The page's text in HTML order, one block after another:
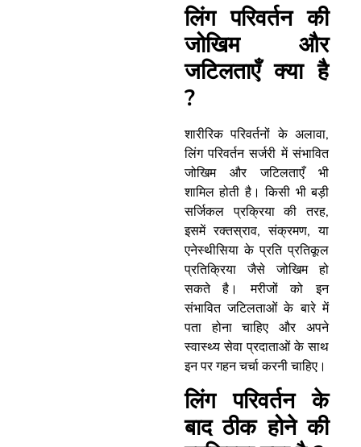
लिंग परिवर्तन की
जोखिम और
जटिलताएँ क्या है
?
शारीरिक परिवर्तनों के अलावा,
लिंग परिवर्तन सर्जरी में संभावित
जोखिम और जटिलताएँ भी
शामिल होती है। किसी भी बड़ी
सर्जिकल प्रक्रिया की तरह,
इसमें रक्तस्राव, संक्रमण, या
एनेस्थीसिया के प्रति प्रतिकूल
प्रतिक्रिया जैसे जोखिम हो
सकते है। मरीजों को इन
संभावित जटिलताओं के बारे में
पता होना चाहिए और अपने
स्वास्थ्य सेवा प्रदाताओं के साथ
इन पर गहन चर्चा करनी चाहिए।
लिंग परिवर्तन के
बाद ठीक होने की